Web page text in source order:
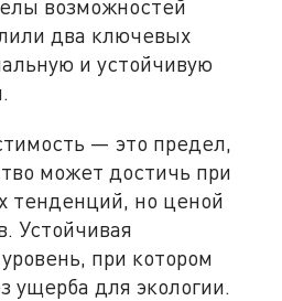
возможностей
два ключевых
и устойчивую
— это предел,
может достичь при
тенденций, но ценой
Устойчивая
при котором
ущерба для экологии.